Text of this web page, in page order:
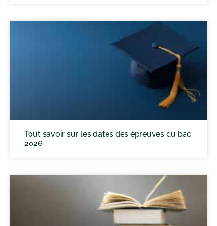
Tout savoir sur les dates des épreuves du bac
2026